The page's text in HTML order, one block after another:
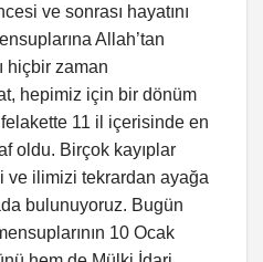
ve sonrası hayatını
Allah’tan
hiçbir zaman
hepimiz için bir dönüm
11 il içerisinde en
oldu. Birçok kayıplar
ve ilimizi tekrardan ayağa
bulunuyoruz. Bugün
10 Ocak